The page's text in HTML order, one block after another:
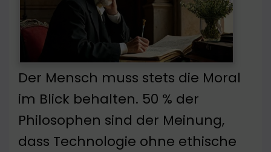
Der Mensch muss stets die Moral
im Blick behalten. 50 % der
Philosophen sind der Meinung,
dass Technologie ohne ethische